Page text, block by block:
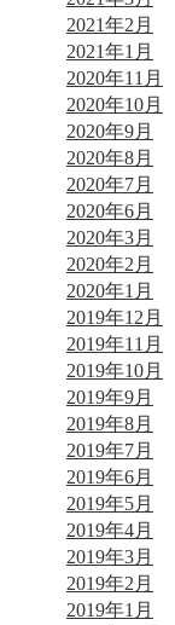
2021年2月
2021年1月
2020年11月
2020年10月
2020年9月
2020年8月
2020年7月
2020年6月
2020年3月
2020年2月
2020年1月
2019年12月
2019年11月
2019年10月
2019年9月
2019年8月
2019年7月
2019年6月
2019年5月
2019年4月
2019年3月
2019年2月
2019年1月